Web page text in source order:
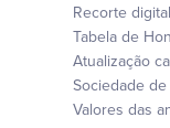
Recorte digital
Tabela de
Atualização
Sociedade
Valores das